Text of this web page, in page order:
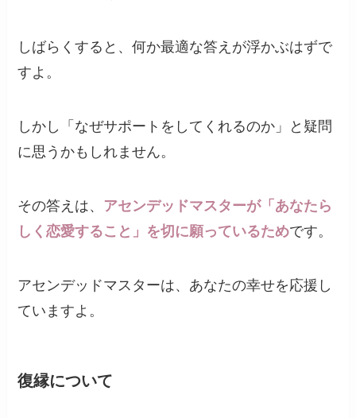
しばらくすると、何か最適な答えが浮かぶはずで
すよ。
しかし「なぜサポートをしてくれるのか」と疑問
に思うかもしれません。
その答えは、 アセンデッドマスターが「あなたら
しく恋愛すること」を切に願っているためです。
アセンデッドマスターは、あなたの幸せを応援し
ていますよ。
復縁について